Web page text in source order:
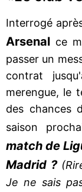
Interrogé
Arsenal ce
passer un
contrat
merengue, le
des chances
saison
match de
Madrid ?
Je ne sais